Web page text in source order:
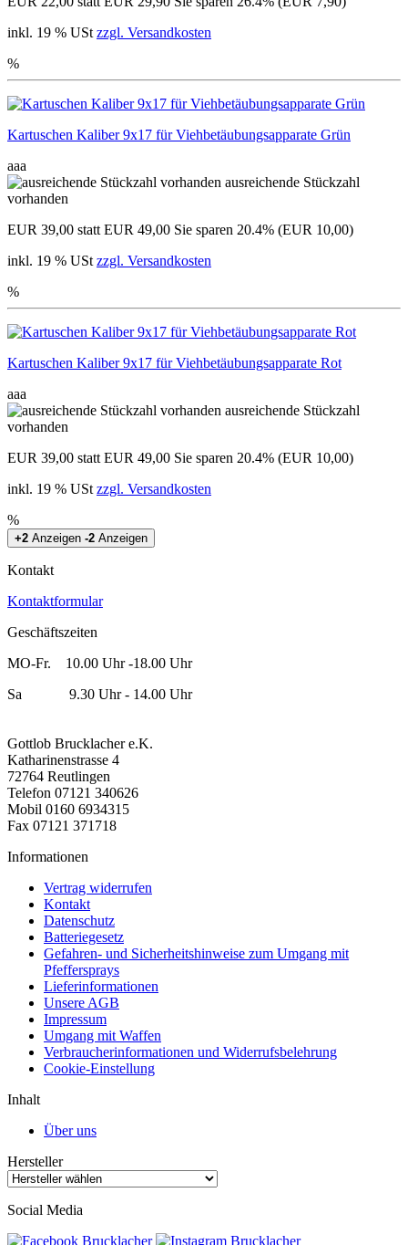
inkl. 19 % USt zzgl. Versandkosten
%
Kartuschen Kaliber 9x17 für Viehbetäubungsapparate Grün
aaa
ausreichende Stückzahl
vorhanden
EUR 39,00 statt EUR 49,00 Sie sparen 20.4% (EUR 10,00)
inkl. 19 % USt zzgl. Versandkosten
%
Kartuschen Kaliber 9x17 für Viehbetäubungsapparate Rot
aaa
ausreichende Stückzahl
vorhanden
EUR 39,00 statt EUR 49,00 Sie sparen 20.4% (EUR 10,00)
inkl. 19 % USt zzgl. Versandkosten
%
+2 Anzeigen -2 Anzeigen
Kontakt
Kontaktformular
Geschäftszeiten
MO-Fr. 10.00 Uhr -18.00 Uhr
Sa 9.30 Uhr - 14.00 Uhr
Gottlob Brucklacher e.K.
Katharinenstrasse 4
72764 Reutlingen
Telefon 07121 340626
Mobil 0160 6934315
Fax 07121 371718
Informationen
Vertrag widerrufen
Kontakt
Datenschutz
Batteriegesetz
Gefahren- und Sicherheitshinweise zum Umgang mit
Pfeffersprays
Lieferinformationen
Unsere AGB
Impressum
Umgang mit Waffen
Verbraucherinformationen und Widerrufsbelehrung
Cookie-Einstellung
Inhalt
Über uns
Hersteller
Social Media